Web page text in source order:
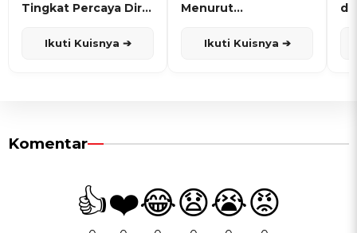
Tingkat Percaya Diri
Ikuti Kuisnya ➔
Menurut
Ikuti Kuisnya ➔
Komentar
👍❤️😂😧😭😡